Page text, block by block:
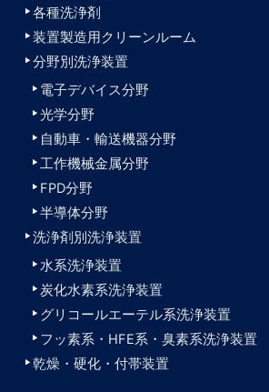
各種洗浄剤
装置製造用クリーンルーム
分野別洗浄装置
電子デバイス分野
光学分野
自動車・輸送機器分野
工作機械金属分野
FPD分野
半導体分野
洗浄剤別洗浄装置
水系洗浄装置
炭化水素系洗浄装置
グリコールエーテル系洗浄装置
フッ素系・HFE系・臭素系洗浄装置
乾燥・硬化・付帯装置